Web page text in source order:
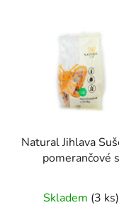
Natural Jihlava
pomerančové s
lepku, mléka a
150g
Skladem (3 ks)